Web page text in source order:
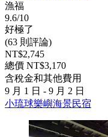
漁福
9.6/10
好極了
(63 則評論)
NT$2,745
總價 NT$3,170
含稅金和其他費用
9 月 1 日 - 9 月 2 日
小琉球樂嶼海景民宿